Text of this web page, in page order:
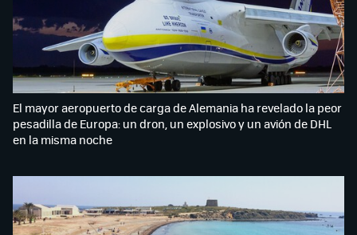
El mayor aeropuerto de carga de Alemania ha revelado la peor
pesadilla de Europa: un dron, un explosivo y un avión de DHL
en la misma noche